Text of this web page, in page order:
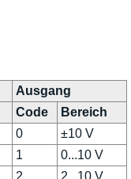
Ausgang
Code
Bereich
0
±10 V
1
0...10 V